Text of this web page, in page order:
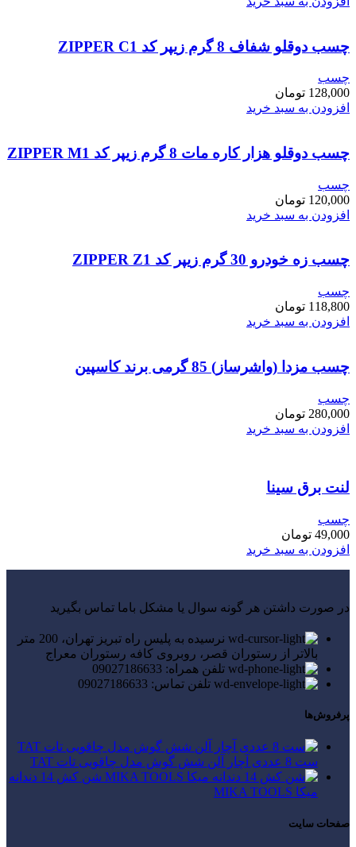
چسب دوقلو شفاف 8 گرم زیپر کد ZIPPER C1
چسب
128,000 تومان
افزودن به سبد خرید
چسب دوقلو هزار کاره مات 8 گرم زیپر کد ZIPPER M1
چسب
120,000 تومان
افزودن به سبد خرید
چسب زه خودرو 30 گرم زیپر کد ZIPPER Z1
چسب
118,800 تومان
افزودن به سبد خرید
چسب مزدا (واشرساز) 85 گرمی برند کاسپین
چسب
280,000 تومان
افزودن به سبد خرید
لنت برق سینا
چسب
49,000 تومان
افزودن به سبد خرید
در صورت داشتن هر گونه سوال یا مشکل باما تماس بگیرید
نرسیده به پلیس راه تبریز تهران، 200 متر
بالاتر از رستوران قصر، روبروی کافه رستوران معراج
تلفن همراه: 09027186633
تلفن تماس: 09027186633
پرفروش‌ها
ست 8 عددی آچار آلن شش گوش مدل چاقویی تات TAT
شن کش 14 دندانه
میکا MIKA TOOLS
صفحات سایت